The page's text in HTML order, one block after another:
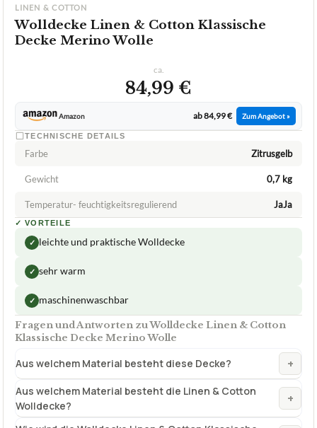
LINEN & COTTON
Wolldecke Linen & Cotton Klassische
Decke Merino Wolle
ca.
84,99 €
Amazon ab 84,99 € Zum Angebot »
TECHNISCHE DETAILS
Farbe Zitrusgelb
Gewicht 0,7 kg
Temperatur- feuchtigkeitsregulierend JaJa
✓ VORTEILE
✓ leichte und praktische Wolldecke
✓ sehr warm
✓ maschinenwaschbar
Fragen und Antworten zu Wolldecke Linen & Cotton
Klassische Decke Merino Wolle
Aus welchem Material besteht diese Decke? +
Aus welchem Material besteht die Linen & Cotton
Wolldecke?
+